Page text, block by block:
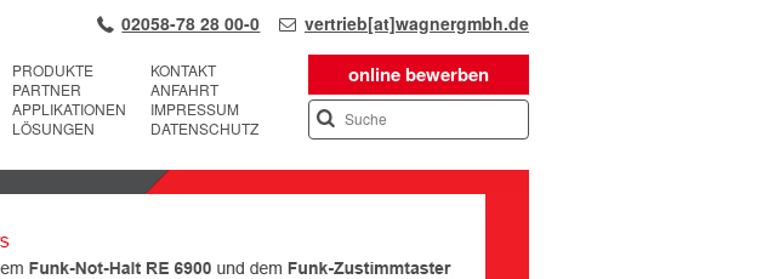
02058-78 28 00-0 vertrieb[at]wagnergmbh.de
online bewerben
PRODUKTE
PARTNER
APPLIKATIONEN
LÖSUNGEN
KONTAKT
ANFAHRT
IMPRESSUM
DATENSCHUTZ